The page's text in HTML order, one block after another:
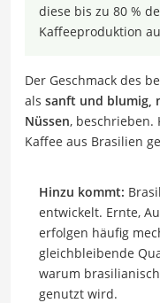
diese bis zu 80 %
Kaffeeproduktion
Der Geschmack des
als sanft und blumig,
Nüssen, beschrieben.
Kaffee aus Brasilien
Hinzu kommt:
entwickelt. Ernte,
erfolgen häufig
gleichbleibende
warum
genutzt wird.